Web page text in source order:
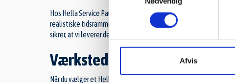
Afvis
Hos Hella Service Partner holder vi, hvad vi lover. Vi ved, hvor
realistiske tidsrammer, så du ved præcis, hvad du kan forvente.
sikrer, at vi leverer den højeste kvalitet til aftalt tid og pris.
Værksteder med 3 års garanti
Når du vælger et Hella Service Partner-autoværksted i Ringsted,